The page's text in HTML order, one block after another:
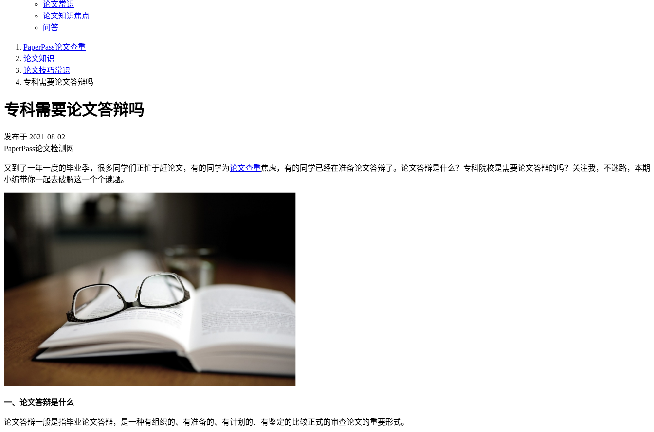
论文常识
论文知识焦点
问答
PaperPass论文查重
论文知识
论文技巧常识
专科需要论文答辩吗
专科需要论文答辩吗
发布于 2021-08-02
PaperPass论文检测网
又到了一年一度的毕业季，很多同学们正忙于赶论文，有的同学为论文查重焦虑，有的同学已经在准备论文答辩了。论文答辩是什么？专科院校是需要论文答辩的吗？关注我，不迷路，本期
小编带你一起去破解这一个个谜题。
一、论文答辩是什么
论文答辩一般是指毕业论文答辩，是一种有组织的、有准备的、有计划的、有鉴定的比较正式的审查论文的重要形式。